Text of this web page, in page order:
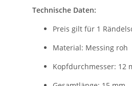
Technische Daten:
Preis gilt für 1
Material: Messing roh
Kopfdurchmesser: 12